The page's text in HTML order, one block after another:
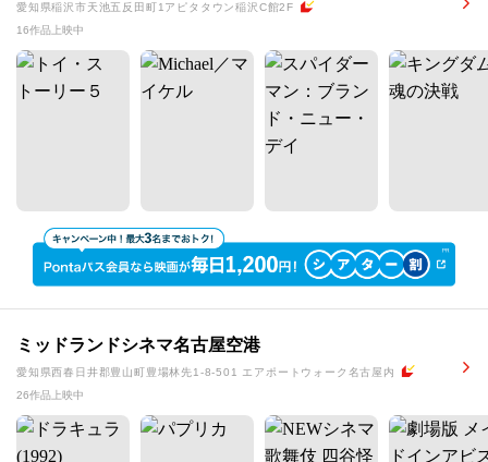
愛知県稲沢市天池五反田町1アピタタウン稲沢C館2F
16作品上映中
ミッドランドシネマ名古屋空港
愛知県西春日井郡豊山町豊場林先1-8-501 エアポートウォーク名古屋内
26作品上映中